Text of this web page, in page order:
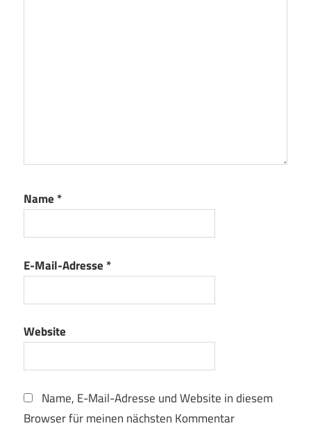
Name *
E-Mail-Adresse *
Website
Name, E-Mail-Adresse und Website in diesem
Browser für meinen nächsten Kommentar